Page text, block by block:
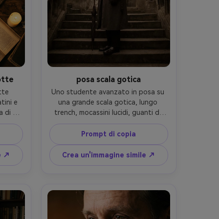
e
di
di
a
↗
posa scala gotica
Uno studente avanzato in posa su
una grande scala gotica, lungo
trench, mocassini lucidi, guanti di
pelle, con un ombrello chiuso al loro
fianco, sculture in pietra e vetrate
dietro, scattato su Sony A1 con
85mm f/1.8, ritratto del corpo intero
da un angolo leggermente basso,
monocromo-marrone attenuata,
trame realistiche-AR 4:5
Prompt di copia
Crea un'immagine simile ↗